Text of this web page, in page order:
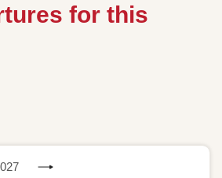
for this